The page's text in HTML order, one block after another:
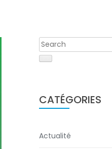
CATÉGORIES
Actualité